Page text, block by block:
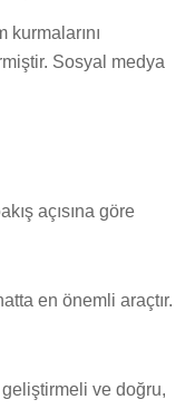
Sosyal medya
açısına göre
en önemli araçtır.
ve doğru,